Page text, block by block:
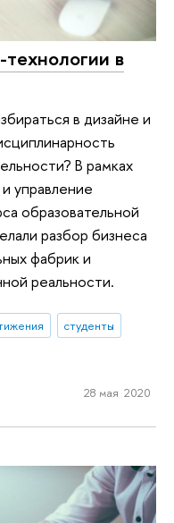
в
в дизайне и
В рамках
управление
образовательной
разбор бизнеса
фабрик и
реальности.
студенты
28 мая 2020